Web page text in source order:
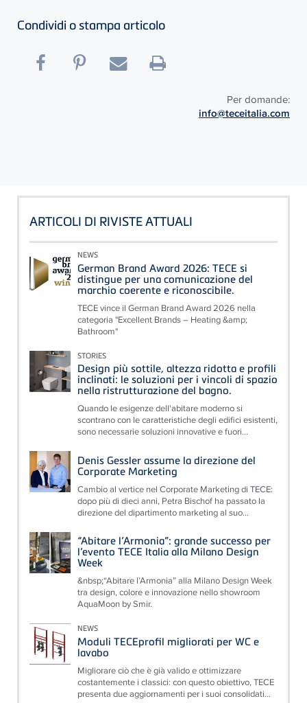
Condividi o stampa articolo
Per domande:
info@teceitalia.com
ARTICOLI DI RIVISTE ATTUALI
NEWS
German Brand Award 2026: TECE si
distingue per una comunicazione del
marchio coerente e riconoscibile.
TECE vince il German Brand Award 2026 nella
categoria "Excellent Brands – Heating &amp;
Bathroom"
STORIES
Design più sottile, altezza ridotta e profili
inclinati: le soluzioni per i vincoli di spazio
nella ristrutturazione del bagno.
Quando le esigenze dell'abitare moderno si
scontrano con le caratteristiche degli edifici esistenti,
sono necessarie soluzioni innovative e fuori...
Denis Gessler assume la direzione del
Corporate Marketing
Cambio al vertice nel Corporate Marketing di TECE:
dopo più di dieci anni, Petra Bischof ha passato la
direzione del dipartimento marketing al suo...
“Abitare l’Armonia”: grande successo per
l’evento TECE Italia alla Milano Design
Week
&nbsp;“Abitare l’Armonia” alla Milano Design Week
tra design, colore e innovazione nello showroom
AquaMoon by Smir.
NEWS
Moduli TECEprofil migliorati per WC e
lavabo
Migliorare ciò che è già valido e ottimizzare
costantemente i classici: con questo obiettivo, TECE
presenta due aggiornamenti per i suoi consolidati...